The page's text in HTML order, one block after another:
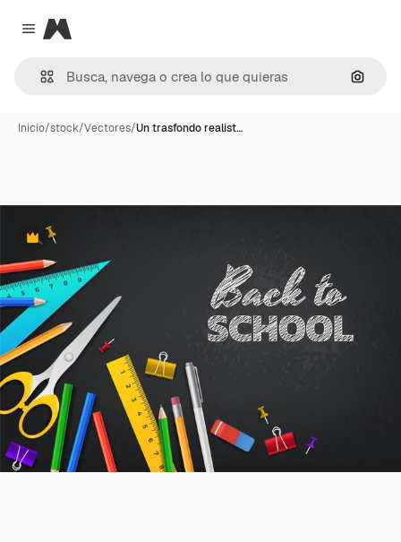
Close menu
Magnific
Inicio/stock/Vectores/Un trasfondo realist…
Premium